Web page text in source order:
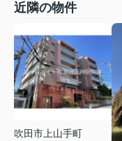
近隣の物件
吹田市上山手町